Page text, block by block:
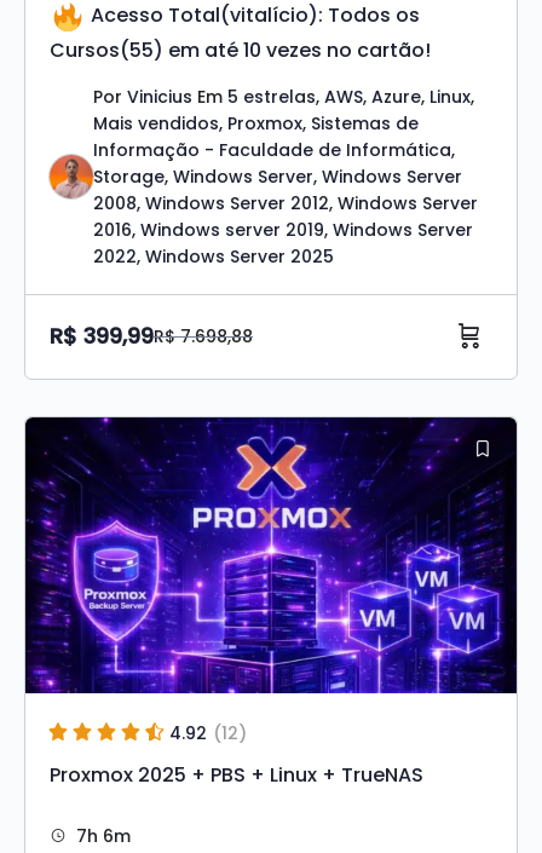
Acesso Total(vitalício): Todos os
Cursos(55) em até 10 vezes no cartão!
Por Vinicius Em 5 estrelas, AWS, Azure, Linux,
Mais vendidos, Proxmox, Sistemas de
Informação - Faculdade de Informática,
Storage, Windows Server, Windows Server
2008, Windows Server 2012, Windows Server
2016, Windows server 2019, Windows Server
2022, Windows Server 2025
R$7.698,88O
preço
Original
era:
R$ 7.698,88.
R$ 399,99
O
preço
atual
é:
R$ 399,99.
4.92 (12)
Proxmox 2025 + PBS + Linux + TrueNAS
7h 6m